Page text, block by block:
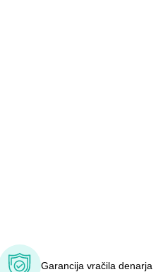
Garancija vračila denarja